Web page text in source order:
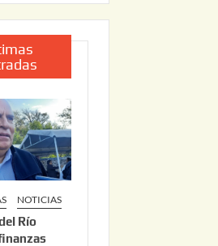
NOTICIAS
Río